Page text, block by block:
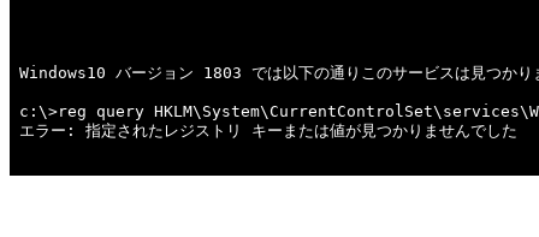
Windows10 バージョン 1803 では以下の通りこのサービスは見つかり
c:\>reg query
エラー: 指定されたレジストリ キーまたは値が見つかりませんでした